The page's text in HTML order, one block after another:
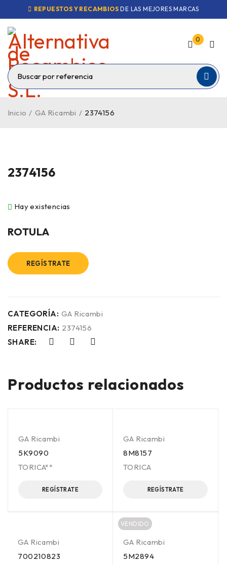
REPUESTOS Y RECAMBIOS DE LAS MEJORES MARCAS
0
Inicio / GA Ricambi / 2374156
2374156
Hay existencias
ROTULA
REGÍSTRATE
CATEGORÍA: GA Ricambi
REFERENCIA: 2374156
SHARE:
Productos relacionados
GA Ricambi
5K9090
TORICA**
REGÍSTRATE
GA Ricambi
8M8157
TORICA
REGÍSTRATE
GA Ricambi
700210823
VENDIDO
GA Ricambi
5M2894